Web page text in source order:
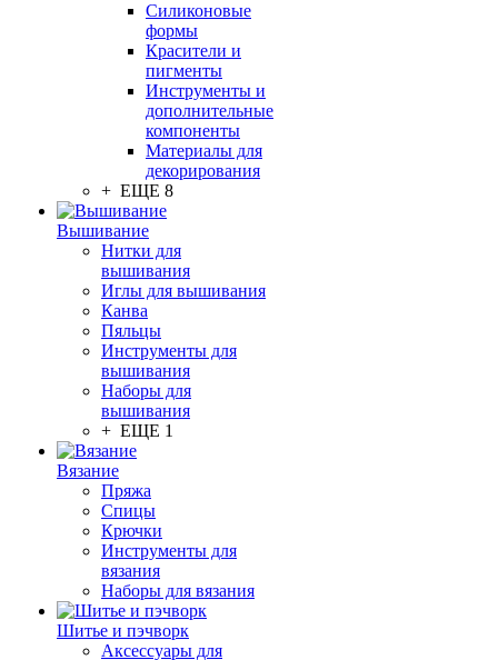
Силиконовые
формы
Красители и
пигменты
Инструменты и
дополнительные
компоненты
Материалы для
декорирования
+ ЕЩЕ 8
Вышивание
Нитки для
вышивания
Иглы для вышивания
Канва
Пяльцы
Инструменты для
вышивания
Наборы для
вышивания
+ ЕЩЕ 1
Вязание
Пряжа
Спицы
Крючки
Инструменты для
вязания
Наборы для вязания
Шитье и пэчворк
Аксессуары для